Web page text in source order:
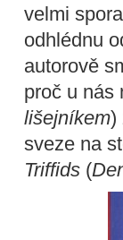
velmi
odhlédnu
autorově
proč u nás
lišejníkem)
sveze na
Triffids (